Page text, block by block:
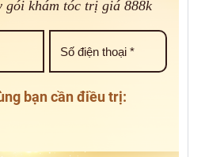
gói khám tóc trị giá 888k
bạn cần điều trị: